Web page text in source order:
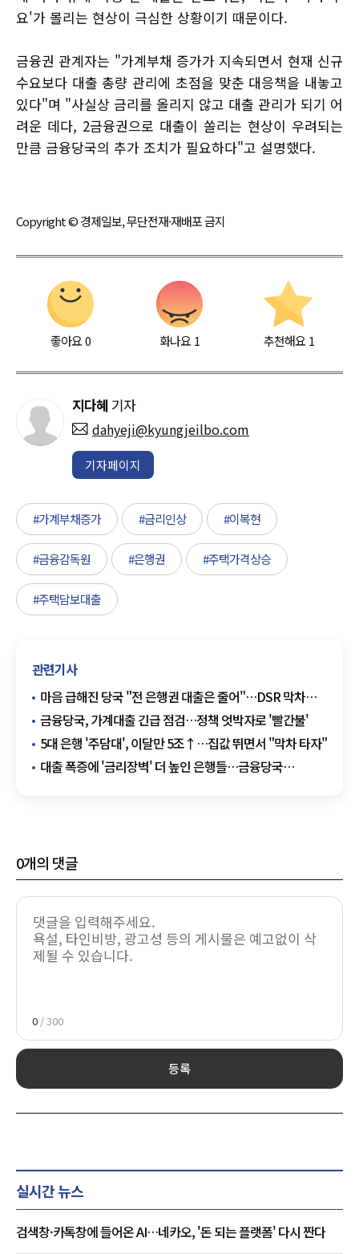
요'가 몰리는 현상이 극심한 상황이기 때문이다.
금융권 관계자는 "가계부채 증가가 지속되면서 현재 신규
수요보다 대출 총량 관리에 초점을 맞춘 대응책을 내놓고
있다"며 "사실상 금리를 올리지 않고 대출 관리가 되기 어
려운 데다, 2금융권으로 대출이 쏠리는 현상이 우려되는
만큼 금융당국의 추가 조치가 필요하다"고 설명했다.
Copyright © 경제일보, 무단전재·재배포 금지
좋아요0 화나요 1 추천해요 1
지다혜 기자
dahyeji@kyungjeilbo.com
기자페이지
#가계부채증가 #금리인상 #이복현
#금융감독원 #은행권 #주택가격상승
#주택담보대출
관련기사
마음 급해진 당국 "전 은행권 대출은 줄어"…DSR 막차
'변수'
금융당국, 가계대출 긴급 점검…정책 엇박자로 '빨간불'
5대 은행 '주담대', 이달만 5조↑…집값 뛰면서 "막차 타자"
대출 폭증에 '금리장벽' 더 높인 은행들…금융당국
0개의 댓글
0 / 300
등록
실시간 뉴스
검색창·카톡창에 들어온 AI…네카오, '돈 되는 플랫폼' 다시 짠다